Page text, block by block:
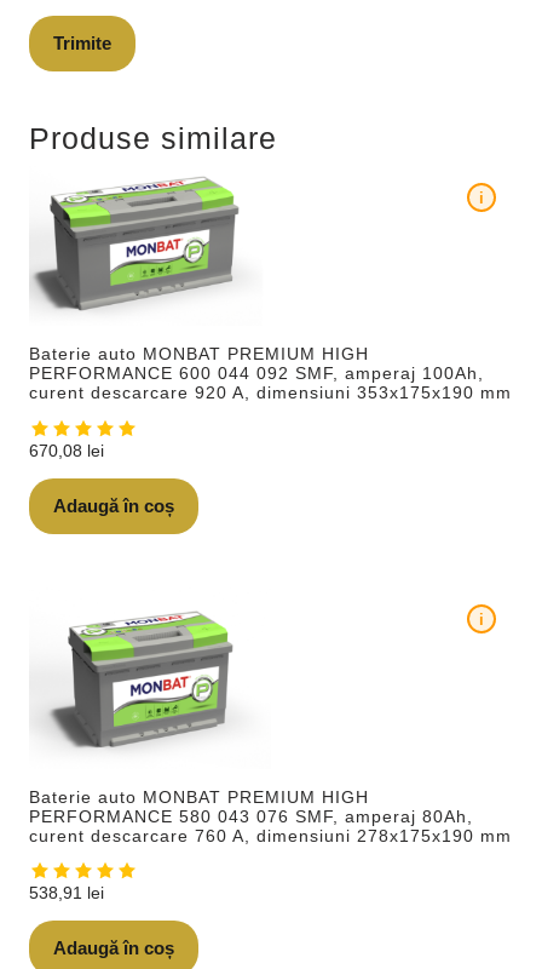
Produse similare
Baterie auto MONBAT PREMIUM HIGH
PERFORMANCE 600 044 092 SMF, amperaj 100Ah,
curent descarcare 920 A, dimensiuni 353x175x190 mm
i
670,08 lei
Adaugă în coș
Baterie auto MONBAT PREMIUM HIGH
PERFORMANCE 580 043 076 SMF, amperaj 80Ah,
curent descarcare 760 A, dimensiuni 278x175x190 mm
i
538,91 lei
Adaugă în coș